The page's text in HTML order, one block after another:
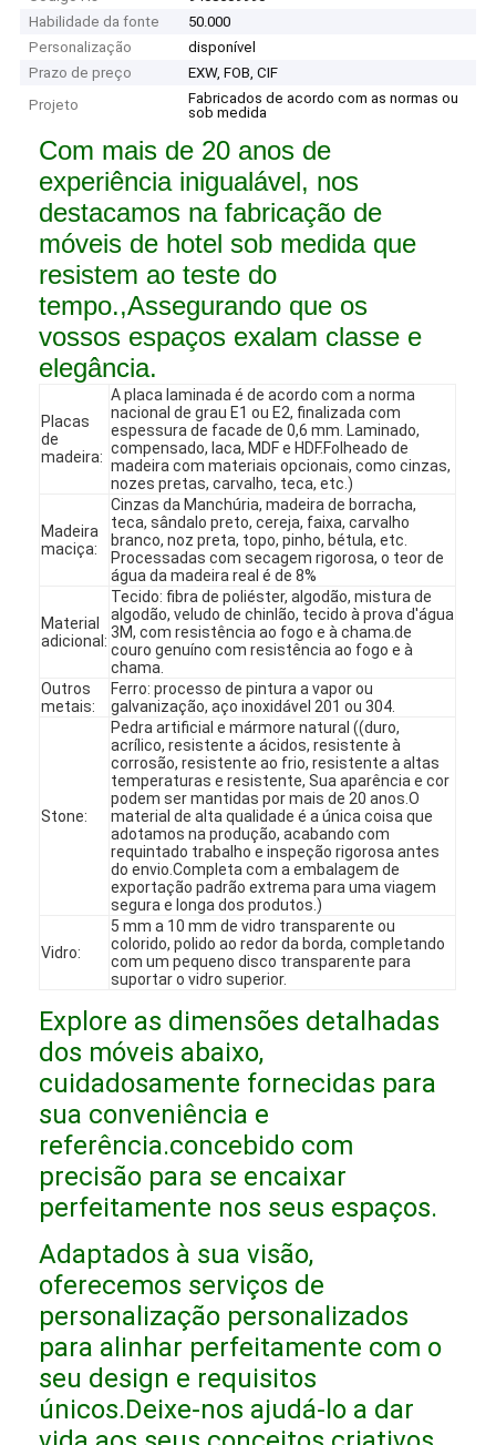
Início
Produtos
Vídeos
Espetáculo VR
Sobre Nós
Visita à fábrica
Controle de Qualidade
Contacte-nos
Notícias
Casos
Perguntas frequentes
Converse agora
Habilidade da fonte
50.000
Personalização
disponível
Prazo de preço
EXW, FOB, CIF
Projeto
Fabricados de acordo com as normas ou
sob medida
Com mais de 20 anos de
experiência inigualável, nos
destacamos na fabricação de
móveis de hotel sob medida que
resistem ao teste do
tempo.,Assegurando que os
vossos espaços exalam classe e
elegância.
Placas
de
madeira:
A placa laminada é de acordo com a norma
nacional de grau E1 ou E2, finalizada com
espessura de facade de 0,6 mm. Laminado,
compensado, laca, MDF e HDF.Folheado de
madeira com materiais opcionais, como cinzas,
nozes pretas, carvalho, teca, etc.)
Madeira
maciça:
Cinzas da Manchúria, madeira de borracha,
teca, sândalo preto, cereja, faixa, carvalho
branco, noz preta, topo, pinho, bétula, etc.
Processadas com secagem rigorosa, o teor de
água da madeira real é de 8%
Material
adicional:
Tecido: fibra de poliéster, algodão, mistura de
algodão, veludo de chinlão, tecido à prova d'água
3M, com resistência ao fogo e à chama.de
couro genuíno com resistência ao fogo e à
chama.
Outros
metais:
Ferro: processo de pintura a vapor ou
galvanização, aço inoxidável 201 ou 304.
Stone:
Pedra artificial e mármore natural ((duro,
acrílico, resistente a ácidos, resistente à
corrosão, resistente ao frio, resistente a altas
temperaturas e resistente, Sua aparência e cor
podem ser mantidas por mais de 20 anos.O
material de alta qualidade é a única coisa que
adotamos na produção, acabando com
requintado trabalho e inspeção rigorosa antes
do envio.Completa com a embalagem de
exportação padrão extrema para uma viagem
segura e longa dos produtos.)
Vidro:
5 mm a 10 mm de vidro transparente ou
colorido, polido ao redor da borda, completando
com um pequeno disco transparente para
suportar o vidro superior.
Explore as dimensões detalhadas
dos móveis abaixo,
cuidadosamente fornecidas para
sua conveniência e
referência.concebido com
precisão para se encaixar
perfeitamente nos seus espaços.
Adaptados à sua visão,
oferecemos serviços de
personalização personalizados
para alinhar perfeitamente com o
seu design e requisitos
únicos.Deixe-nos ajudá-lo a dar